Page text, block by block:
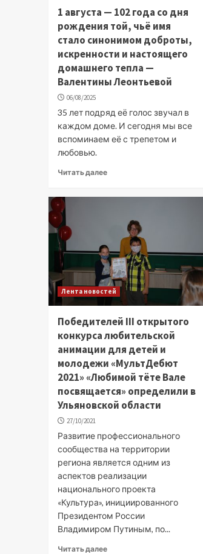
1 августа — 102 года со дня
рождения той, чьё имя
стало синонимом доброты,
искренности и настоящего
домашнего тепла —
Валентины Леонтьевой
06/08/2025
35 лет подряд её голос звучал в
каждом доме. И сегодня мы все
вспоминаем её с трепетом и
любовью.
Читать далее
Лента новостей
Победителей III открытого
конкурса любительской
анимации для детей и
молодежи «МультДебют
2021» «Любимой тёте Вале
посвящается» определили в
Ульяновской области
27/10/2021
Развитие профессионального
сообщества на территории
региона является одним из
аспектов реализации
национального проекта
«Культура», инициированного
Президентом России
Владимиром Путиным, по...
Читать далее